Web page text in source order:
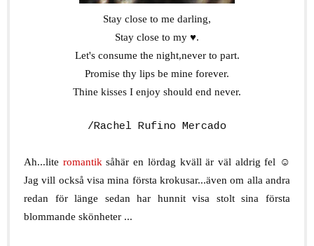
Stay close to me darling,
Stay close to my ♥.
Let's consume the night,never to part.
Promise thy lips be mine forever.
Thine kisses I enjoy should end never.
/Rachel Rufino Mercado
Ah...lite romantik såhär en lördag kväll är väl aldrig fel ☺
Jag vill också visa mina första krokusar...även om alla andra
redan för länge sedan har hunnit visa stolt sina första
blommande skönheter ...